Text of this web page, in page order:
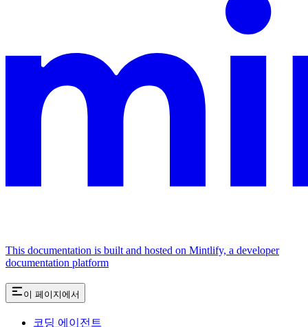
This documentation is built and hosted on Mintlify, a developer
documentation platform
이 페이지에서
코딩 에이전트